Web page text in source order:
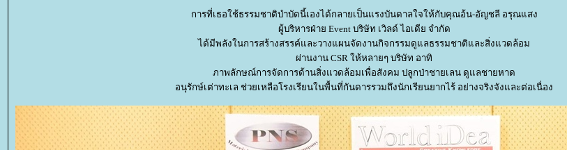
การที่เธอใช้ธรรมชาติบำบัดนี้เองได้กลายเป็นแรงบันดาลใจให้กับคุณอ้น-อัญชลี อรุณแสง
ผู้บริหารฝ่าย Event บริษัท เวิลด์ ไอเดีย จำกัด
ได้มีพลังในการสร้างสรรค์และวางแผนจัดงานกิจกรรมดูแลธรรมชาติและสิ่งแวดล้อม
ผ่านงาน CSR ให้หลายๆ บริษัท อาทิ
ภาพลักษณ์การจัดการด้านสิ่งแวดล้อมเพื่อสังคม ปลูกป่าชายเลน ดูแลชายหาด
อนุรักษ์เต่าทะเล ช่วยเหลือโรงเรียนในพื้นที่กันดารรวมถึงนักเรียนยากไร้ อย่างจริงจังและต่อเนื่อง